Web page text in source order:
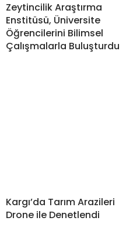
Zeytincilik Araştırma
Enstitüsü, Üniversite
Öğrencilerini Bilimsel
Çalışmalarla Buluşturdu
Kargı’da Tarım Arazileri
Drone ile Denetlendi